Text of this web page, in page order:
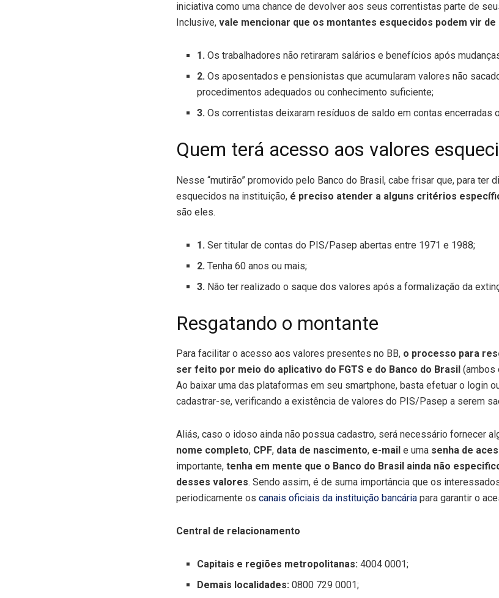
iniciativa como uma chance de devolver aos seus correntistas parte de
Inclusive, vale mencionar que os montantes esquecidos podem vir
1.Os trabalhadores não retiraram salários e benefícios após
2.Os aposentados e pensionistas que acumularam valores não
procedimentos adequados ou conhecimento suficiente;
3.Os correntistas deixaram resíduos de saldo em contas encerradas
Quem terá acesso aos valores
Nesse “mutirão” promovido pelo Banco do Brasil, cabe frisar que, para ter
esquecidos na instituição, é preciso atender a alguns critérios
são eles.
1.Ser titular de contas do PIS/Pasep abertas entre 1971 e 1988;
2.Tenha 60 anos ou mais;
3. Não ter realizado o saque dos valores após a formalização da
Resgatando o montante
Para facilitar o acesso aos valores presentes no BB, o processo para
ser feito por meio do aplicativo do FGTS e do Banco do Brasil (ambos
Ao baixar uma das plataformas em seu smartphone, basta efetuar o login
cadastrar-se, verificando a existência de valores do PIS/Pasep a serem
Aliás, caso o idoso ainda não possua cadastro, será necessário fornecer
nome completo, CPF, data de nascimento, e-mail e uma senha de
importante, tenha em mente que o Banco do Brasil ainda não
desses valores. Sendo assim, é de suma importância que os
periodicamente os canais oficiais da instituição bancária para garantir o
Central de relacionamento
Capitais e regiões metropolitanas: 4004 0001;
Demais localidades: 0800 729 0001;